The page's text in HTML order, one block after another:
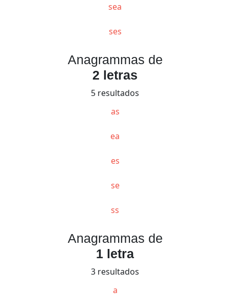
sea
ses
Anagrammas de
2 letras
5 resultados
as
ea
es
se
ss
Anagrammas de
1 letra
3 resultados
a